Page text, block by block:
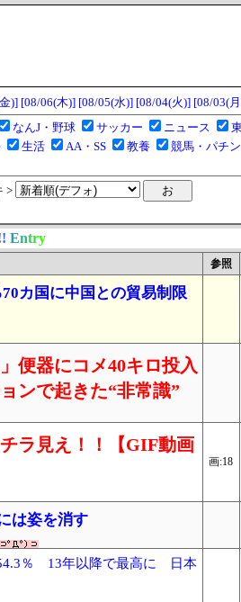
)] [08/06(木)] [08/05(水)] [08/04(火)] [08/03(
なんJ・野球 サッカー ニュース
生活 AA・SS 教養 競馬・パチ
>
! Entry
参照
カ国に中国との貿易制限
便器にコメ40キロ投入
ンで起きた“非常識”
ラ見え！！【GIF動画
画:18
は姿を消す
54.3％ 13年以降で最高に 日本